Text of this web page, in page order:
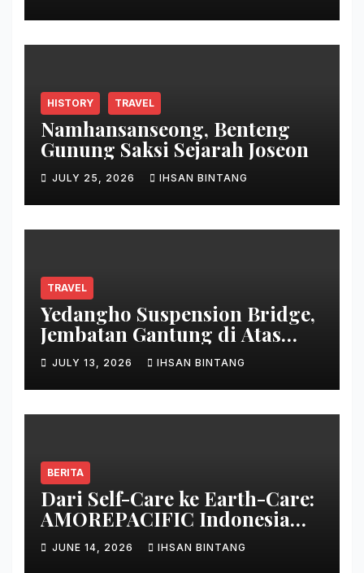
HISTORY TRAVEL
Namhansanseong, Benteng
Gunung Saksi Sejarah Joseon
JULY 25, 2026 IHSAN BINTANG
TRAVEL
Yedangho Suspension Bridge,
Jembatan Gantung di Atas
Danau
JULY 13, 2026 IHSAN BINTANG
BERITA
Dari Self-Care ke Earth-Care:
AMOREPACIFIC Indonesia
Ciptakan Gerakan
Keberlanjutan Baru di Bali
JUNE 14, 2026 IHSAN BINTANG